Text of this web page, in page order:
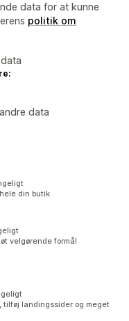
data for at kunne
politik om
data
din butik
velgørende formål
tilføj landingssider og meget